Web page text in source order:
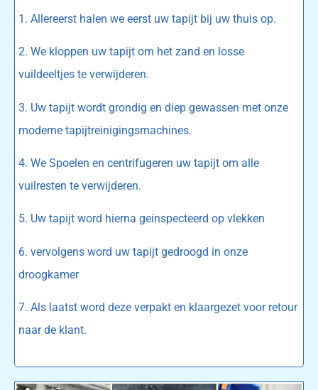
1. Allereerst halen we eerst uw tapijt bij uw thuis op.
2. We kloppen uw tapijt om het zand en losse
vuildeeltjes te verwijderen.
3. Uw tapijt wordt grondig en diep gewassen met onze
moderne tapijtreinigingsmachines.
4. We Spoelen en centrifugeren uw tapijt om alle
vuilresten te verwijderen.
5. Uw tapijt word hierna geinspecteerd op vlekken
6. vervolgens word uw tapijt gedroogd in onze
droogkamer
7. Als laatst word deze verpakt en klaargezet voor retour
naar de klant.